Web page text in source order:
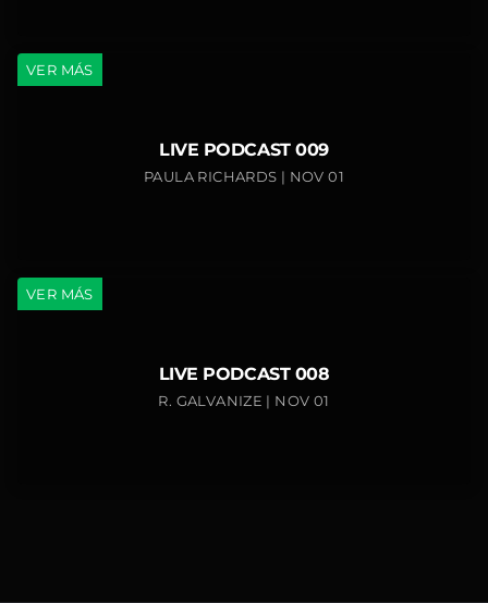
VER MÁS
LIVE PODCAST 009
PAULA RICHARDS | NOV 01
VER MÁS
LIVE PODCAST 008
R. GALVANIZE | NOV 01